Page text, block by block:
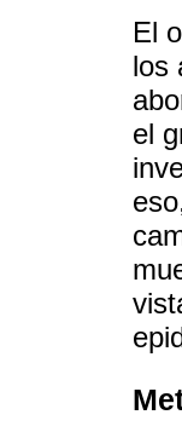
El
los
el